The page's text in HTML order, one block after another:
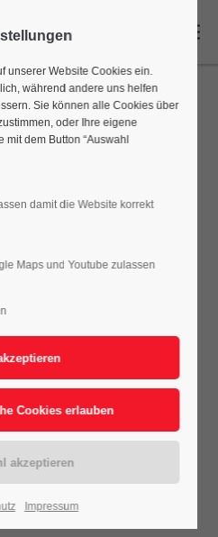
unserer Website Cookies ein.
während andere uns helfen
Sie können alle Cookies über
oder Ihre eigene
dem Button “Auswahl
damit die Website korrekt
Maps und Youtube zulassen
Impressum